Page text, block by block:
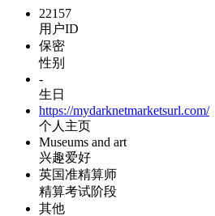
22157
用户ID
保密
性别
-
生日
https://mydarknetmarketsurl.com/
个人主页
Museums and art
兴趣爱好
英国准精算师
精算考试阶段
其他